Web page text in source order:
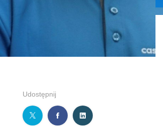
Udostępnij